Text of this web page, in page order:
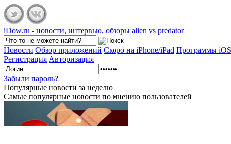
iDow.ru - новости, интервью, обзоры alien vs predator
Новости Обзор приложений Скоро на iPhone/iPad Программы iOS
Регистрация Авторизация
Забыли пароль?
Популярные новости за неделю
Самые популярные новости по мнению пользователей